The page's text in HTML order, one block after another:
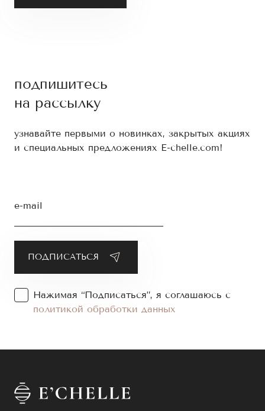
подпишитесь
на рассылку
узнавайте первыми о новинках, закрытых акциях
и специальных предложениях E-chelle.com!
e-mail
Нажимая “Подписаться”, я соглашаюсь с
политикой обработки данных